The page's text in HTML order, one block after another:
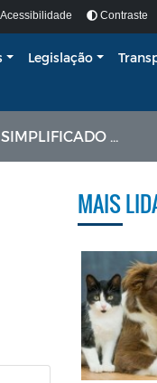
Acessibilidade Contraste
Legislação
Nº 002/2026
MAIS